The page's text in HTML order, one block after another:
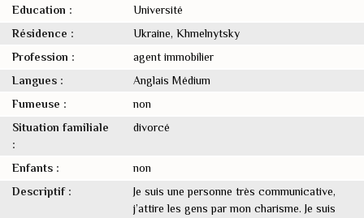
Education :
Université
Résidence :
Ukraine, Khmelnytsky
Profession :
agent immobilier
Langues :
Anglais Médium
Fumeuse :
non
Situation familiale
:
divorcé
Enfants :
non
Descriptif :
Je suis une personne très communicative,
j’attire les gens par mon charisme. Je suis